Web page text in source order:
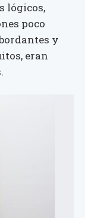
lógicos,
poco
y
eran